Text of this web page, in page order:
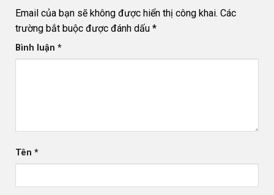
Email của bạn sẽ không được hiển thị công khai. Các
trường bắt buộc được đánh dấu *
Bình luận *
Tên *